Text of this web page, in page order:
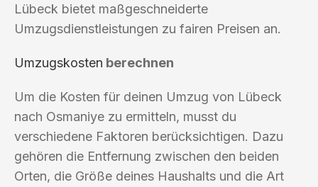
Lübeck bietet maßgeschneiderte
Umzugsdienstleistungen zu fairen Preisen an.
Umzugskosten berechnen
Um die Kosten für deinen Umzug von Lübeck
nach Osmaniye zu ermitteln, musst du
verschiedene Faktoren berücksichtigen. Dazu
gehören die Entfernung zwischen den beiden
Orten, die Größe deines Haushalts und die Art